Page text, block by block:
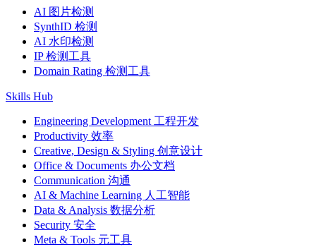
AI 图片检测
SynthID 检测
AI 水印检测
IP 检测工具
Domain Rating 检测工具
Skills Hub
Engineering Development 工程开发
Productivity 效率
Creative, Design & Styling 创意设计
Office & Documents 办公文档
Communication 沟通
AI & Machine Learning 人工智能
Data & Analysis 数据分析
Security 安全
Meta & Tools 元工具